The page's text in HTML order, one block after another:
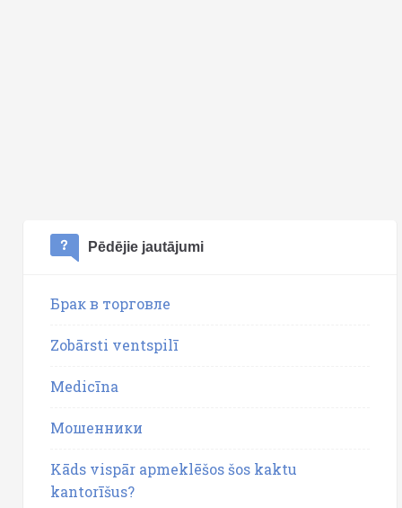
Pēdējie jautājumi
Брак в торговле
Zobārsti ventspilī
Medicīna
Мошенники
Kāds vispār apmeklēšos šos kaktu
kantorīšus?